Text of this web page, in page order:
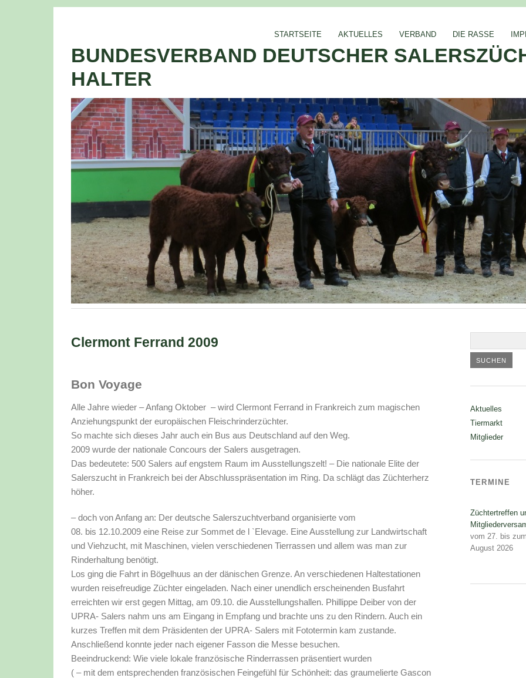
STARTSEITE AKTUELLES VERBAND DIE RASSE
BUNDESVERBAND DEUTSCHER
HALTER
Clermont Ferrand 2009
Bon Voyage
Alle Jahre wieder – Anfang Oktober – wird Clermont Ferrand in Frankreich zum magischen
Anziehungspunkt der europäischen Fleischrinderzüchter.
So machte sich dieses Jahr auch ein Bus aus Deutschland auf den Weg.
2009 wurde der nationale Concours der Salers ausgetragen.
Das bedeutete: 500 Salers auf engstem Raum im Ausstellungszelt! – Die nationale Elite der
Salerszucht in Frankreich bei der Abschlusspräsentation im Ring. Da schlägt das Züchterherz
höher.
– doch von Anfang an: Der deutsche Salerszuchtverband organisierte vom
08. bis 12.10.2009 eine Reise zur Sommet de l `Elevage. Eine Ausstellung zur Landwirtschaft
und Viehzucht, mit Maschinen, vielen verschiedenen Tierrassen und allem was man zur
Rinderhaltung benötigt.
Los ging die Fahrt in Bögelhuus an der dänischen Grenze. An verschiedenen Haltestationen
wurden reisefreudige Züchter eingeladen. Nach einer unendlich erscheinenden Busfahrt
erreichten wir erst gegen Mittag, am 09.10. die Ausstellungshallen. Phillippe Deiber von der
UPRA- Salers nahm uns am Eingang in Empfang und brachte uns zu den Rindern. Auch ein
kurzes Treffen mit dem Präsidenten der UPRA- Salers mit Fototermin kam zustande.
Anschließend konnte jeder nach eigener Fasson die Messe besuchen.
Beeindruckend: Wie viele lokale französische Rinderrassen präsentiert wurden
( – mit dem entsprechenden französischen Feingefühl für Schönheit: das graumelierte Gascon
Aktuelles
Tiermarkt
Mitglieder
TERMINE
Züchtertreffen
vom 27. bis
August 2026